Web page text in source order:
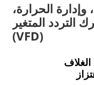
وإدارة الحرارة،
التردد المتغير
(VFD)
الغلاف